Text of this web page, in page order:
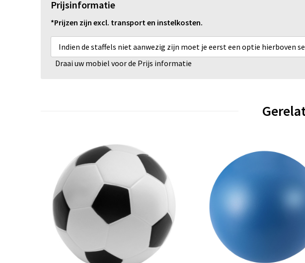
Prijsinformatie
*Prijzen zijn excl. transport en instelkosten.
Indien de staffels niet aanwezig zijn moet je eerst een optie hierboven
Draai uw mobiel voor de Prijs informatie